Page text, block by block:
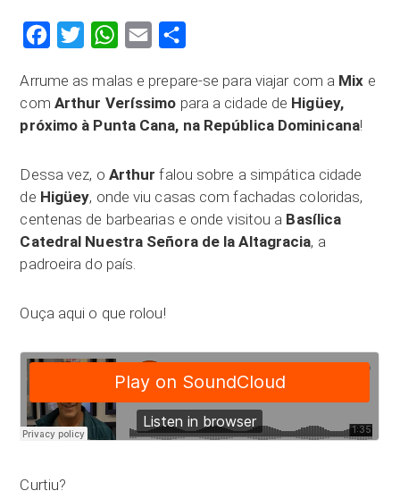
FacebookTwitter WhatsApp
Email
Arrume as malas e prepare-se para viajar com a Mix e
com Arthur Veríssimo para a cidade de Higüey,
próximo à Punta Cana, na República Dominicana!
Dessa vez, o Arthur falou sobre a simpática cidade
de Higüey, onde viu casas com fachadas coloridas,
centenas de barbearias e onde visitou a Basílica
Catedral Nuestra Señora de la Altagracia, a
padroeira do país.
Ouça aqui o que rolou!
Curtiu?